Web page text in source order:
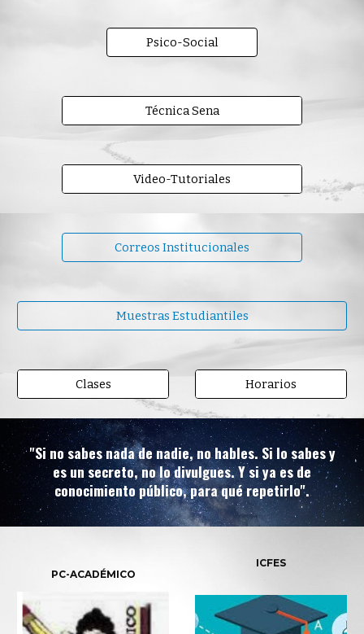
Psico-Social
Técnica Sena
Video-Tutoriales
Correos Institucionales
Muestras Estudiantiles
Clases Horarios
"Si no sabes nada de nadie, no hables. Si lo sabes y
es un secreto, no lo divulgues. Y si ya es de
conocimiento público, para qué repetirlo".
PC-ACADÉMICO
ICFES